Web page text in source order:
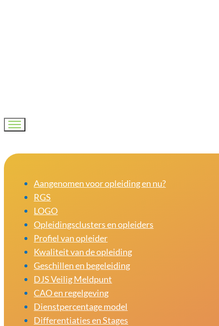
Aangenomen voor opleiding en nu?
RGS
LOGO
Opleidingsclusters en opleiders
Profiel van opleider
Kwaliteit van de opleiding
Geschillen en begeleiding
DJS Veilig Meldpunt
CAO en regelgeving
Dienstpercentage model
Differentiaties en Stages